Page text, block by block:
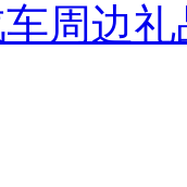
周边礼